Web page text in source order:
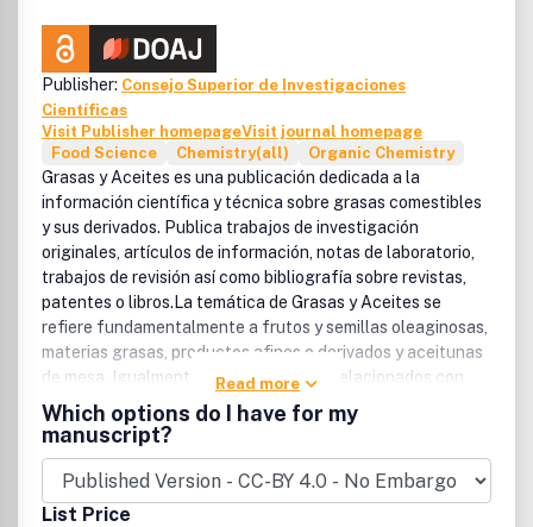
Publisher: Consejo Superior de Investigaciones
Científicas
Visit Publisher homepageVisit journal homepage
Food Science
Chemistry(all) Organic Chemistry
Grasas y Aceites es una publicación dedicada a la
información científica y técnica sobre grasas comestibles
y sus derivados. Publica trabajos de investigación
originales, artículos de información, notas de laboratorio,
trabajos de revisión así como bibliografía sobre revistas,
patentes o libros.La temática de Grasas y Aceites se
refiere fundamentalmente a frutos y semillas oleaginosas,
materias grasas, productos afines o derivados y aceitunas
de mesa. Igualmente, incluye trabajos relacionados con
subproductos de todas las materias anteriores y el
tratamiento de las aguas residuales de las industrias
correspondientes.
Read more
Which options do I have for my
manuscript?
List Price